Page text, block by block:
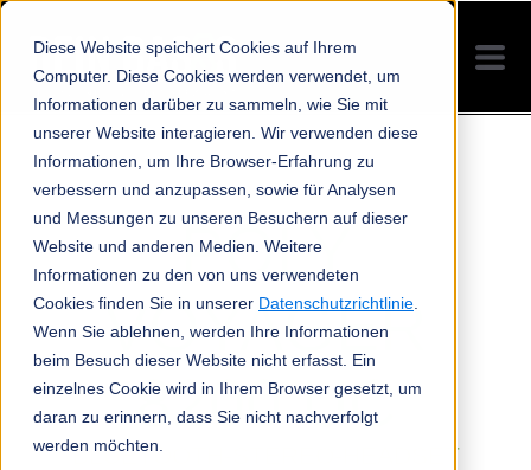
Diese Website speichert Cookies auf Ihrem
Computer. Diese Cookies werden verwendet, um
Informationen darüber zu sammeln, wie Sie mit
unserer Website interagieren. Wir verwenden diese
Informationen, um Ihre Browser-Erfahrung zu
verbessern und anzupassen, sowie für Analysen
und Messungen zu unseren Besuchern auf dieser
Website und anderen Medien. Weitere
Informationen zu den von uns verwendeten
Cookies finden Sie in unserer Datenschutzrichtlinie
Wenn Sie ablehnen, werden Ihre Informationen
beim Besuch dieser Website nicht erfasst. Ein
einzelnes Cookie wird in Ihrem Browser gesetzt, um
daran zu erinnern, dass Sie nicht nachverfolgt
werden möchten.
POLY
VOYAGER
8200 UC
BLUETOOTH-STEREO-HEADSET